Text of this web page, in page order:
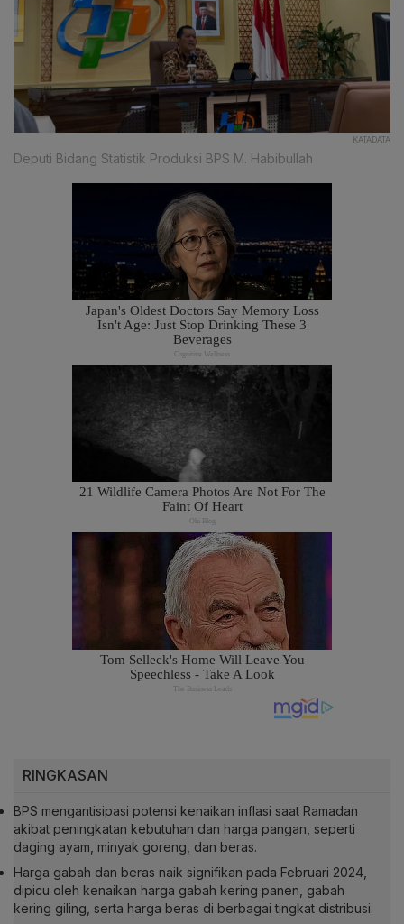
KATADATA
Deputi Bidang Statistik Produksi BPS M. Habibullah
RINGKASAN
BPS mengantisipasi potensi kenaikan inflasi saat Ramadan
akibat peningkatan kebutuhan dan harga pangan, seperti
daging ayam, minyak goreng, dan beras.
Harga gabah dan beras naik signifikan pada Februari 2024,
dipicu oleh kenaikan harga gabah kering panen, gabah
kering giling, serta harga beras di berbagai tingkat distribusi.